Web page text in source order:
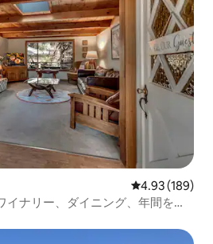
レビュー189
4.93 (189)
イナリー、ダイニング、年間を通